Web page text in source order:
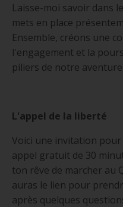
Laisse-moi savoir dans
mets en place
Ensemble, créons une
l'engagement et la
piliers de notre
L'appel de la liberté
Voici une invitation pour
appel gratuit de 30
ton rêve de marcher au
auras le lien pour
après quelques